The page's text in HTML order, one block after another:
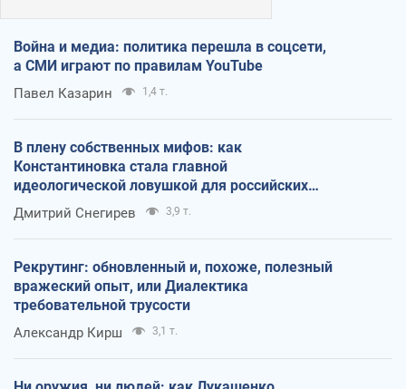
Война и медиа: политика перешла в соцсети,
а СМИ играют по правилам YouTube
Павел Казарин 1,4 т.
В плену собственных мифов: как
Константиновка стала главной
идеологической ловушкой для российских
оккупантов
Дмитрий Снегирев 3,9 т.
Рекрутинг: обновленный и, похоже, полезный
вражеский опыт, или Диалектика
требовательной трусости
Александр Кирш 3,1 т.